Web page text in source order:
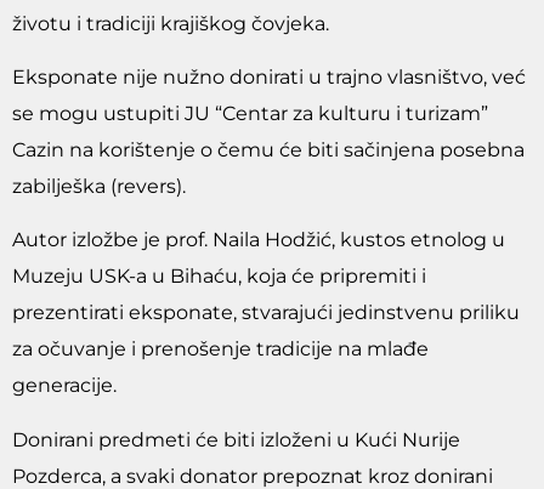
životu i tradiciji krajiškog čovjeka.
Eksponate nije nužno donirati u trajno vlasništvo, već
se mogu ustupiti JU “Centar za kulturu i turizam”
Cazin na korištenje o čemu će biti sačinjena posebna
zabilješka (revers).
Autor izložbe je prof. Naila Hodžić, kustos etnolog u
Muzeju USK-a u Bihaću, koja će pripremiti i
prezentirati eksponate, stvarajući jedinstvenu priliku
za očuvanje i prenošenje tradicije na mlađe
generacije.
Donirani predmeti će biti izloženi u Kući Nurije
Pozderca, a svaki donator prepoznat kroz donirani